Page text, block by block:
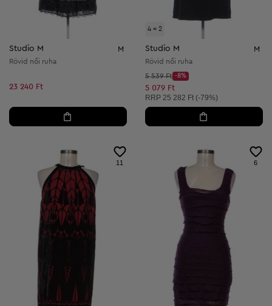
Studio M M
Rövid női ruha
23 240 Ft
4 = 2
Studio M M
Rövid női ruha
Kezdő ár:
5 539 Ft
Discount Price:
-8%
Csökkentett ár:
5 079 Ft
Ajánlott ár:
RRP 25 282 Ft (-79%)
11 6